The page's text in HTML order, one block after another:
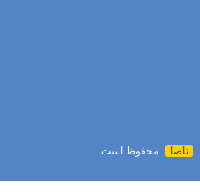
تاصا محفوظ است